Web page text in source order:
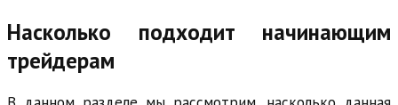
Насколько подходит начинающим
трейдерам